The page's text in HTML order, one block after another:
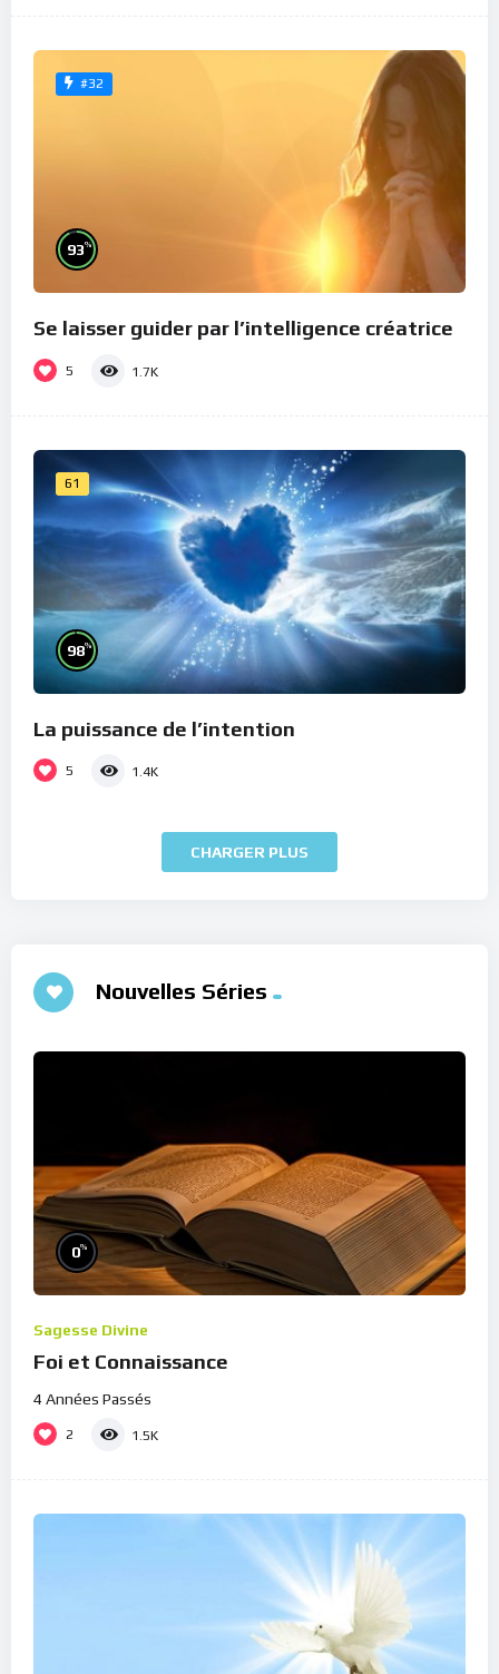
#32
93%
Se laisser guider par l’intelligence créatrice
5 1.7K
61
98%
La puissance de l’intention
5 1.4K
CHARGER PLUS
Nouvelles Séries
0%
Sagesse Divine
Foi et Connaissance
4 Années Passés
2 1.5K